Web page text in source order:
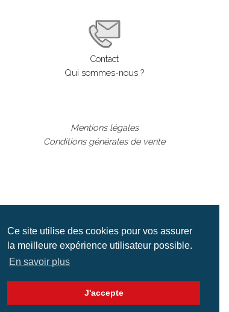
Ce site utilise des cookies pour vos assurer
la meilleure expérience utilisateur possible.
En savoir plus
J'accepte
Contact
Qui sommes-nous ?
Mentions légales
Conditions générales de vente
|